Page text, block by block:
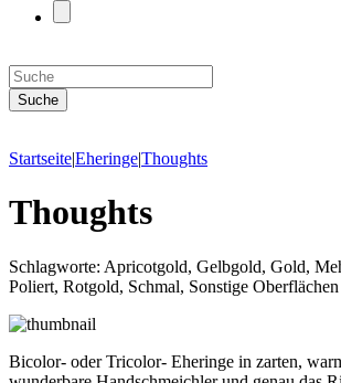
Startseite|Eheringe|Thoughts
Thoughts
Schlagworte: Apricotgold, Gelbgold, Gold,
Poliert, Rotgold, Schmal, Sonstige Oberflächen
Bicolor- oder Tricolor- Eheringe in zarten,